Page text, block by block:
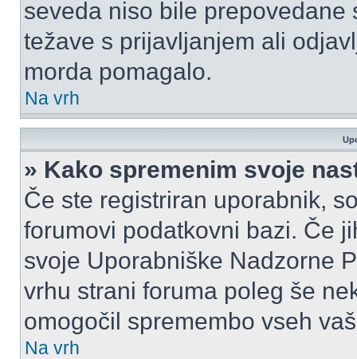
seveda niso bile
težave s prijavljanjem ali
morda pomagalo.
Na vrh
» Kako spremenim svoje
Če ste registriran uporabnik,
forumovi podatkovni bazi. Če
svoje Uporabniške Nadzorne
vrhu strani foruma poleg še
omogočil spremembo vseh
Na vrh